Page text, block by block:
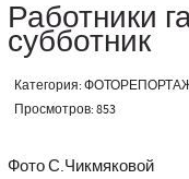
Работники
субботник
Категория:
Просмотров: 853
Фото С.Чикмяковой